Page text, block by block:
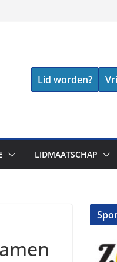
Lid worden?
LIDMAATSCHAP